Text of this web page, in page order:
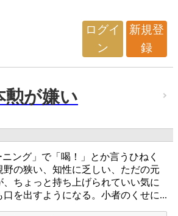
ログイ
ン
新規登
録
勲が嫌い
ング」で「喝！」とか言うひねく
の狭い、知性に乏しい、ただの元
ちょっと持ち上げられていい気に
を出すようになる。小者のくせに...